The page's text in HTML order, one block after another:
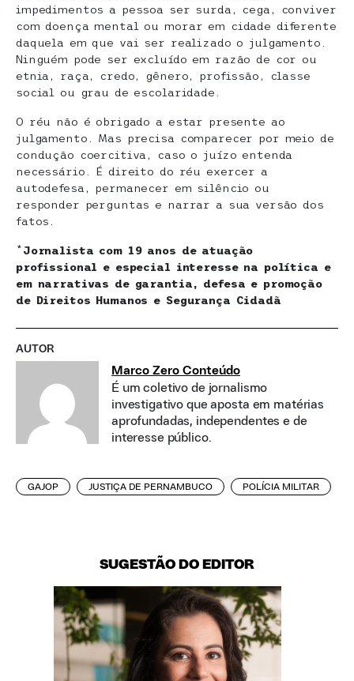
impedimentos a pessoa ser surda, cega, conviver
com doença mental ou morar em cidade diferente
daquela em que vai ser realizado o julgamento.
Ninguém pode ser excluído em razão de cor ou
etnia, raça, credo, gênero, profissão, classe
social ou grau de escolaridade.
O réu não é obrigado a estar presente ao
julgamento. Mas precisa comparecer por meio de
condução coercitiva, caso o juízo entenda
necessário. É direito do réu exercer a
autodefesa, permanecer em silêncio ou
responder perguntas e narrar a sua versão dos
fatos.
*Jornalista com 19 anos de atuação
profissional e especial interesse na política e
em narrativas de garantia, defesa e promoção
de Direitos Humanos e Segurança Cidadã
AUTOR
Marco Zero Conteúdo
É um coletivo de jornalismo
investigativo que aposta em matérias
aprofundadas, independentes e de
interesse público.
GAJOP JUSTIÇA DE PERNAMBUCO POLÍCIA MILITAR
SUGESTÃO DO EDITOR